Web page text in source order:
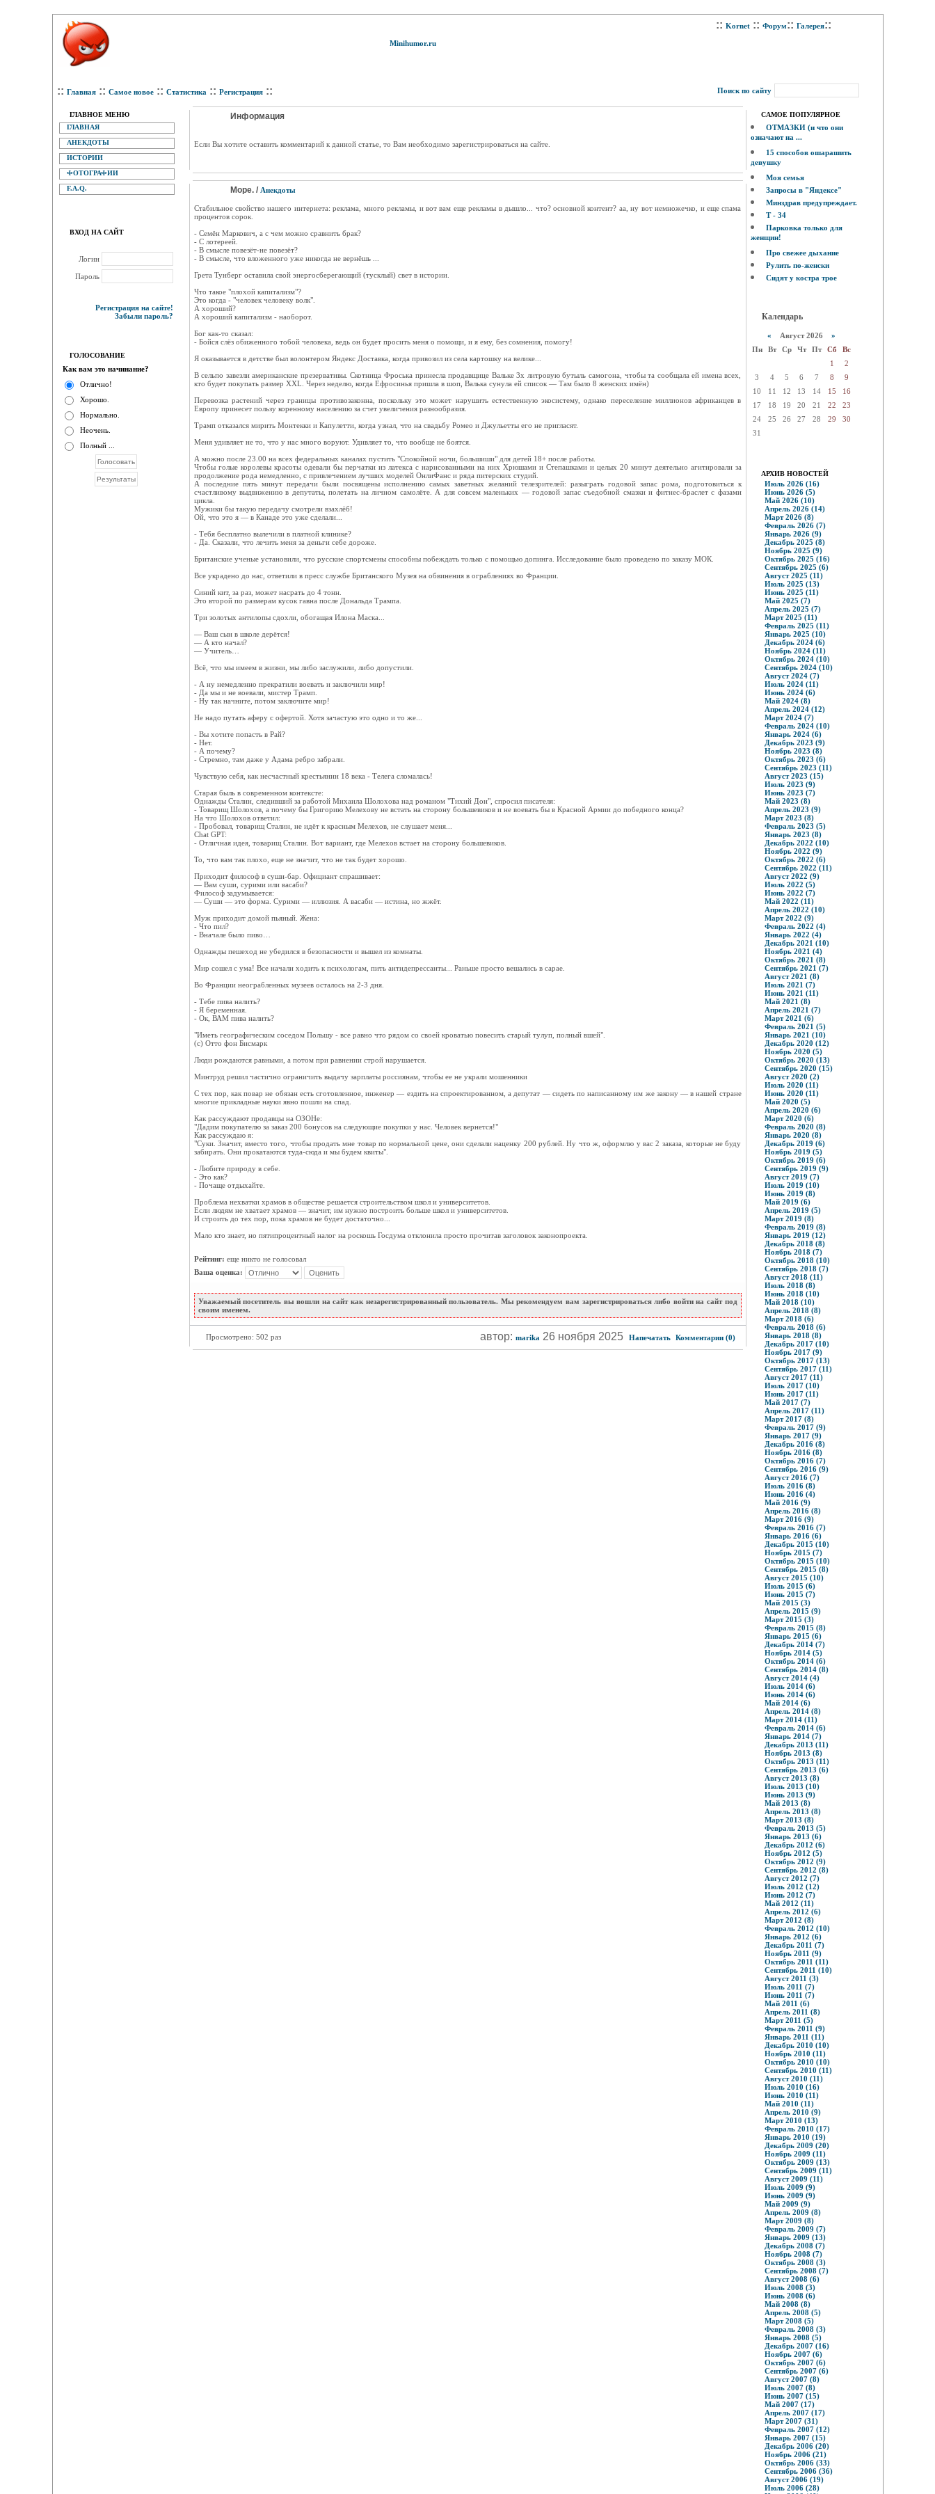
Minihumor.ru
:: Kornet :: Форум:: Галерея::
:: Главная :: Самое новое :: Статистика :: Регистрация :: Поиск по сайту
ГЛАВНОЕ МЕНЮ
ГЛАВНАЯ
АНЕКДОТЫ
ИСТОРИИ
ФОТОГРАФИИ
F.A.Q.
ВХОД НА САЙТ
Логин
Пароль
Регистрация на сайте!
Забыли пароль?
ГОЛОСОВАНИЕ
Как вам это начинание?
Отлично!
Хорошо.
Нормально.
Неочень.
Полный ...
Информация
Eсли Вы хотите оставить комментарий к данной статье, то Вам необходимо зарегистрироваться на сайте.
Море. / Анекдоты
Стабильное свойство нашего интернета: реклама, много рекламы, и вот вам еще рекламы в дышло... что? основной контент? аа, ну вот немножечко, и еще спама
процентов сорок.
- Семён Маркович, а с чем можно сравнить брак?
- С лотереей.
- В смысле повезёт-не повезёт?
- В смысле, что вложенного уже никогда не вернёшь ...
Грета Тунберг оставила свой энергосберегающий (тусклый) свет в истории.
Что такое "плохой капитализм"?
Это когда - "человек человеку волк".
А хороший?
А хороший капитализм - наоборот.
Бог как-то сказал:
- Бойся слёз обиженного тобой человека, ведь он будет просить меня о помощи, и я ему, без сомнения, помогу!
Я оказывается в детстве был волонтером Яндекс Доставка, когда привозил из села картошку на велике...
В сельпо завезли американские презервативы. Скотница Фроська принесла продавщице Вальке 3х литровую бутыль самогона, чтобы та сообщала ей имена всех,
кто будет покупать размер XXL. Через неделю, когда Ефросинья пришла в шоп, Валька сунула ей список — Там было 8 женских имён)
Перевозка растений через границы противозаконна, поскольку это может нарушить естественную экосистему, однако переселение миллионов африканцев в
Европу принесет пользу коренному населению за счет увеличения разнообразия.
Трамп отказался мирить Монтекки и Капулетти, когда узнал, что на свадьбу Ромео и Джульетты его не пригласят.
Меня удивляет не то, что у нас много воруют. Удивляет то, что вообще не боятся.
А можно после 23.00 на всех федеральных каналах пустить "Спокойной ночи, большиши" для детей 18+ после работы.
Чтобы голые королевы красоты одевали бы перчатки из латекса с нарисованными на них Хрюшами и Степашками и целых 20 минут деятельно агитировали за
продолжение рода немедленно, с привлечением лучших моделей ОнлиФанс и ряда питерских студий.
А последние пять минут передачи были посвящены исполнению самых заветных желаний телезрителей: разыграть годовой запас рома, подготовиться к
счастливому выдвижению в депутаты, полетать на личном самолёте. А для совсем маленьких — годовой запас съедобной смазки и фитнес-браслет с фазами
цикла.
Мужики бы такую передачу смотрели взахлёб!
Ой, что это я — в Канаде это уже сделали...
- Тебя бесплатно вылечили в платной клинике?
- Да. Сказали, что лечить меня за деньги себе дороже.
Британские ученые установили, что русские спортсмены способны побеждать только с помощью допинга. Исследование было проведено по заказу МОК.
Все украдено до нас, ответили в пресс службе Британского Музея на обвинения в ограблениях во Франции.
Синий кит, за раз, может насрать до 4 тонн.
Это второй по размерам кусок гавна после Дональда Трампа.
Три золотых антилопы сдохли, обогащая Илона Маска...
— Ваш сын в школе дерётся!
— А кто начал?
— Учитель…
Всё, что мы имеем в жизни, мы либо заслужили, либо допустили.
- А ну немедленно прекратили воевать и заключили мир!
- Да мы и не воевали, мистер Трамп.
- Ну так начните, потом заключите мир!
Не надо путать аферу с офертой. Хотя зачастую это одно и то же...
- Вы хотите попасть в Рай?
- Нет.
- А почему?
- Cтремно, там даже у Адама ребро забрали.
Чувствую себя, как несчастный крестьянин 18 века - Телега сломалась!
Старая быль в современном контексте:
Однажды Сталин, следивший за работой Михаила Шолохова над романом "Тихий Дон", спросил писателя:
- Товарищ Шолохов, а почему бы Григорию Мелехову не встать на сторону большевиков и не воевать бы в Красной Армии до победного конца?
На что Шолохов ответил:
- Пробовал, товарищ Сталин, не идёт к красным Мелехов, не слушает меня...
Chat GPT:
- Отличная идея, товарищ Сталин. Вот вариант, где Мелехов встает на сторону большевиков.
То, что вам так плохо, еще не значит, что не так будет хорошо.
Приходит философ в суши-бар. Официант спрашивает:
— Вам суши, сурими или васаби?
Философ задумывается:
— Суши — это форма. Сурими — иллюзия. А васаби — истина, но жжёт.
Муж приходит домой пьяный. Жена:
- Что пил?
- Вначале было пиво…
Однажды пешеход не убедился в безопасности и вышел из комнаты.
Мир сошел с ума! Все начали ходить к психологам, пить антидепрессанты... Раньше просто вешались в сарае.
Во Франции неограбленных музеев осталось на 2-3 дня.
- Тебе пива налить?
- Я беременная.
- Ок, ВАМ пива налить?
"Иметь географическим соседом Польшу - все равно что рядом со своей кроватью повесить старый тулуп, полный вшей".
(с) Отто фон Бисмарк
Люди рождаются равными, а потом при равнении строй нарушается.
Минтруд решил частично ограничить выдачу зарплаты россиянам, чтобы ее не украли мошенники
С тех пор, как повар не обязан есть сготовленное, инженер — ездить на спроектированном, а депутат — сидеть по написанному им же закону — в нашей стране
многие прикладные науки явно пошли на спад.
Как рассуждают продавцы на ОЗОНе:
"Дадим покупателю за заказ 200 бонусов на следующие покупки у нас. Человек вернется!"
Как рассуждаю я:
"Суки. Значит, вместо того, чтобы продать мне товар по нормальной цене, они сделали наценку 200 рублей. Ну что ж, оформлю у вас 2 заказа, которые не буду
забирать. Они прокатаются туда-сюда и мы будем квиты".
- Любите природу в себе.
- Это как?
- Почаще отдыхайте.
Проблема нехватки храмов в обществе решается строительством школ и университетов.
Если людям не хватает храмов — значит, им нужно построить больше школ и университетов.
И строить до тех пор, пока храмов не будет достаточно...
Мало кто знает, но пятипроцентный налог на роскошь Госдума отклонила просто прочитав заголовок законопроекта.
Рейтинг: еще никто не голосовал
Ваша оценка:
Уважаемый посетитель вы вошли на сайт как незарегистрированный пользователь. Мы рекомендуем вам зарегистрироваться либо войти на сайт под
своим именем.
Просмотрено: 502 раз автор: marika 26 ноября 2025 Напечатать Комментарии (0)
САМОЕ ПОПУЛЯРНОЕ
ОТМАЗКИ (и что они
означают на ...
15 способов ошарашить
девушку
Моя семья
Запросы в "Яндексе"
Минздрав предупреждает.
Т - 34
Парковка только для
женщин!
Про свежее дыхание
Рулить по-женски
Сидят у костра трое
Календарь
« Август 2026 »
Пн
Вт Ср Чт Пт Сб
Вс
1
2
3
4 5 6 7 8
9
10
11 12 13 14 15
16
17
18 19 20 21 22
23
24
25 26 27 28 29
30
31
АРХИВ НОВОСТЕЙ
Июль 2026 (16)
Июнь 2026 (5)
Май 2026 (10)
Апрель 2026 (14)
Март 2026 (8)
Февраль 2026 (7)
Январь 2026 (9)
Декабрь 2025 (8)
Ноябрь 2025 (9)
Октябрь 2025 (16)
Сентябрь 2025 (6)
Август 2025 (11)
Июль 2025 (13)
Июнь 2025 (11)
Май 2025 (7)
Апрель 2025 (7)
Март 2025 (11)
Февраль 2025 (11)
Январь 2025 (10)
Декабрь 2024 (6)
Ноябрь 2024 (11)
Октябрь 2024 (10)
Сентябрь 2024 (10)
Август 2024 (7)
Июль 2024 (11)
Июнь 2024 (6)
Май 2024 (8)
Апрель 2024 (12)
Март 2024 (7)
Февраль 2024 (10)
Январь 2024 (6)
Декабрь 2023 (9)
Ноябрь 2023 (8)
Октябрь 2023 (6)
Сентябрь 2023 (11)
Август 2023 (15)
Июль 2023 (9)
Июнь 2023 (7)
Май 2023 (8)
Апрель 2023 (9)
Март 2023 (8)
Февраль 2023 (5)
Январь 2023 (8)
Декабрь 2022 (10)
Ноябрь 2022 (9)
Октябрь 2022 (6)
Сентябрь 2022 (11)
Август 2022 (9)
Июль 2022 (5)
Июнь 2022 (7)
Май 2022 (11)
Апрель 2022 (10)
Март 2022 (9)
Февраль 2022 (4)
Январь 2022 (4)
Декабрь 2021 (10)
Ноябрь 2021 (4)
Октябрь 2021 (8)
Сентябрь 2021 (7)
Август 2021 (8)
Июль 2021 (7)
Июнь 2021 (11)
Май 2021 (8)
Апрель 2021 (7)
Март 2021 (6)
Февраль 2021 (5)
Январь 2021 (10)
Декабрь 2020 (12)
Ноябрь 2020 (5)
Октябрь 2020 (13)
Сентябрь 2020 (15)
Август 2020 (2)
Июль 2020 (11)
Июнь 2020 (11)
Май 2020 (5)
Апрель 2020 (6)
Март 2020 (6)
Февраль 2020 (8)
Январь 2020 (8)
Декабрь 2019 (6)
Ноябрь 2019 (5)
Октябрь 2019 (6)
Сентябрь 2019 (9)
Август 2019 (7)
Июль 2019 (10)
Июнь 2019 (8)
Май 2019 (6)
Апрель 2019 (5)
Март 2019 (8)
Февраль 2019 (8)
Январь 2019 (12)
Декабрь 2018 (8)
Ноябрь 2018 (7)
Октябрь 2018 (10)
Сентябрь 2018 (7)
Август 2018 (11)
Июль 2018 (8)
Июнь 2018 (10)
Май 2018 (10)
Апрель 2018 (8)
Март 2018 (6)
Февраль 2018 (6)
Январь 2018 (8)
Декабрь 2017 (10)
Ноябрь 2017 (9)
Октябрь 2017 (13)
Сентябрь 2017 (11)
Август 2017 (11)
Июль 2017 (10)
Июнь 2017 (11)
Май 2017 (7)
Апрель 2017 (11)
Март 2017 (8)
Февраль 2017 (9)
Январь 2017 (9)
Декабрь 2016 (8)
Ноябрь 2016 (8)
Октябрь 2016 (7)
Сентябрь 2016 (9)
Август 2016 (7)
Июль 2016 (8)
Июнь 2016 (4)
Май 2016 (9)
Апрель 2016 (8)
Март 2016 (9)
Февраль 2016 (7)
Январь 2016 (6)
Декабрь 2015 (10)
Ноябрь 2015 (7)
Октябрь 2015 (10)
Сентябрь 2015 (8)
Август 2015 (10)
Июль 2015 (6)
Июнь 2015 (7)
Май 2015 (3)
Апрель 2015 (9)
Март 2015 (3)
Февраль 2015 (8)
Январь 2015 (6)
Декабрь 2014 (7)
Ноябрь 2014 (5)
Октябрь 2014 (6)
Сентябрь 2014 (8)
Август 2014 (4)
Июль 2014 (6)
Июнь 2014 (6)
Май 2014 (6)
Апрель 2014 (8)
Март 2014 (11)
Февраль 2014 (6)
Январь 2014 (7)
Декабрь 2013 (11)
Ноябрь 2013 (8)
Октябрь 2013 (11)
Сентябрь 2013 (6)
Август 2013 (8)
Июль 2013 (10)
Июнь 2013 (9)
Май 2013 (8)
Апрель 2013 (8)
Март 2013 (8)
Февраль 2013 (5)
Январь 2013 (6)
Декабрь 2012 (6)
Ноябрь 2012 (5)
Октябрь 2012 (9)
Сентябрь 2012 (8)
Август 2012 (7)
Июль 2012 (12)
Июнь 2012 (7)
Май 2012 (11)
Апрель 2012 (6)
Март 2012 (8)
Февраль 2012 (10)
Январь 2012 (6)
Декабрь 2011 (7)
Ноябрь 2011 (9)
Октябрь 2011 (11)
Сентябрь 2011 (10)
Август 2011 (3)
Июль 2011 (7)
Июнь 2011 (7)
Май 2011 (6)
Апрель 2011 (8)
Март 2011 (5)
Февраль 2011 (9)
Январь 2011 (11)
Декабрь 2010 (10)
Ноябрь 2010 (11)
Октябрь 2010 (10)
Сентябрь 2010 (11)
Август 2010 (11)
Июль 2010 (16)
Июнь 2010 (11)
Май 2010 (11)
Апрель 2010 (9)
Март 2010 (13)
Февраль 2010 (17)
Январь 2010 (19)
Декабрь 2009 (20)
Ноябрь 2009 (11)
Октябрь 2009 (13)
Сентябрь 2009 (11)
Август 2009 (11)
Июль 2009 (9)
Июнь 2009 (9)
Май 2009 (9)
Апрель 2009 (8)
Март 2009 (8)
Февраль 2009 (7)
Январь 2009 (13)
Декабрь 2008 (7)
Ноябрь 2008 (7)
Октябрь 2008 (3)
Сентябрь 2008 (7)
Август 2008 (6)
Июль 2008 (3)
Июнь 2008 (6)
Май 2008 (8)
Апрель 2008 (5)
Март 2008 (5)
Февраль 2008 (3)
Январь 2008 (5)
Декабрь 2007 (16)
Ноябрь 2007 (6)
Октябрь 2007 (6)
Сентябрь 2007 (6)
Август 2007 (8)
Июль 2007 (8)
Июнь 2007 (15)
Май 2007 (17)
Апрель 2007 (17)
Март 2007 (31)
Февраль 2007 (12)
Январь 2007 (15)
Декабрь 2006 (20)
Ноябрь 2006 (21)
Октябрь 2006 (33)
Сентябрь 2006 (36)
Август 2006 (19)
Июль 2006 (28)